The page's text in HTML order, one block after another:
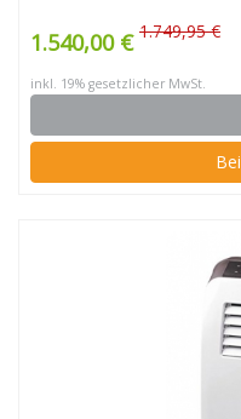
1.540,00 € 1.749,95 €
inkl. 19% gesetzlicher MwSt.
Bei